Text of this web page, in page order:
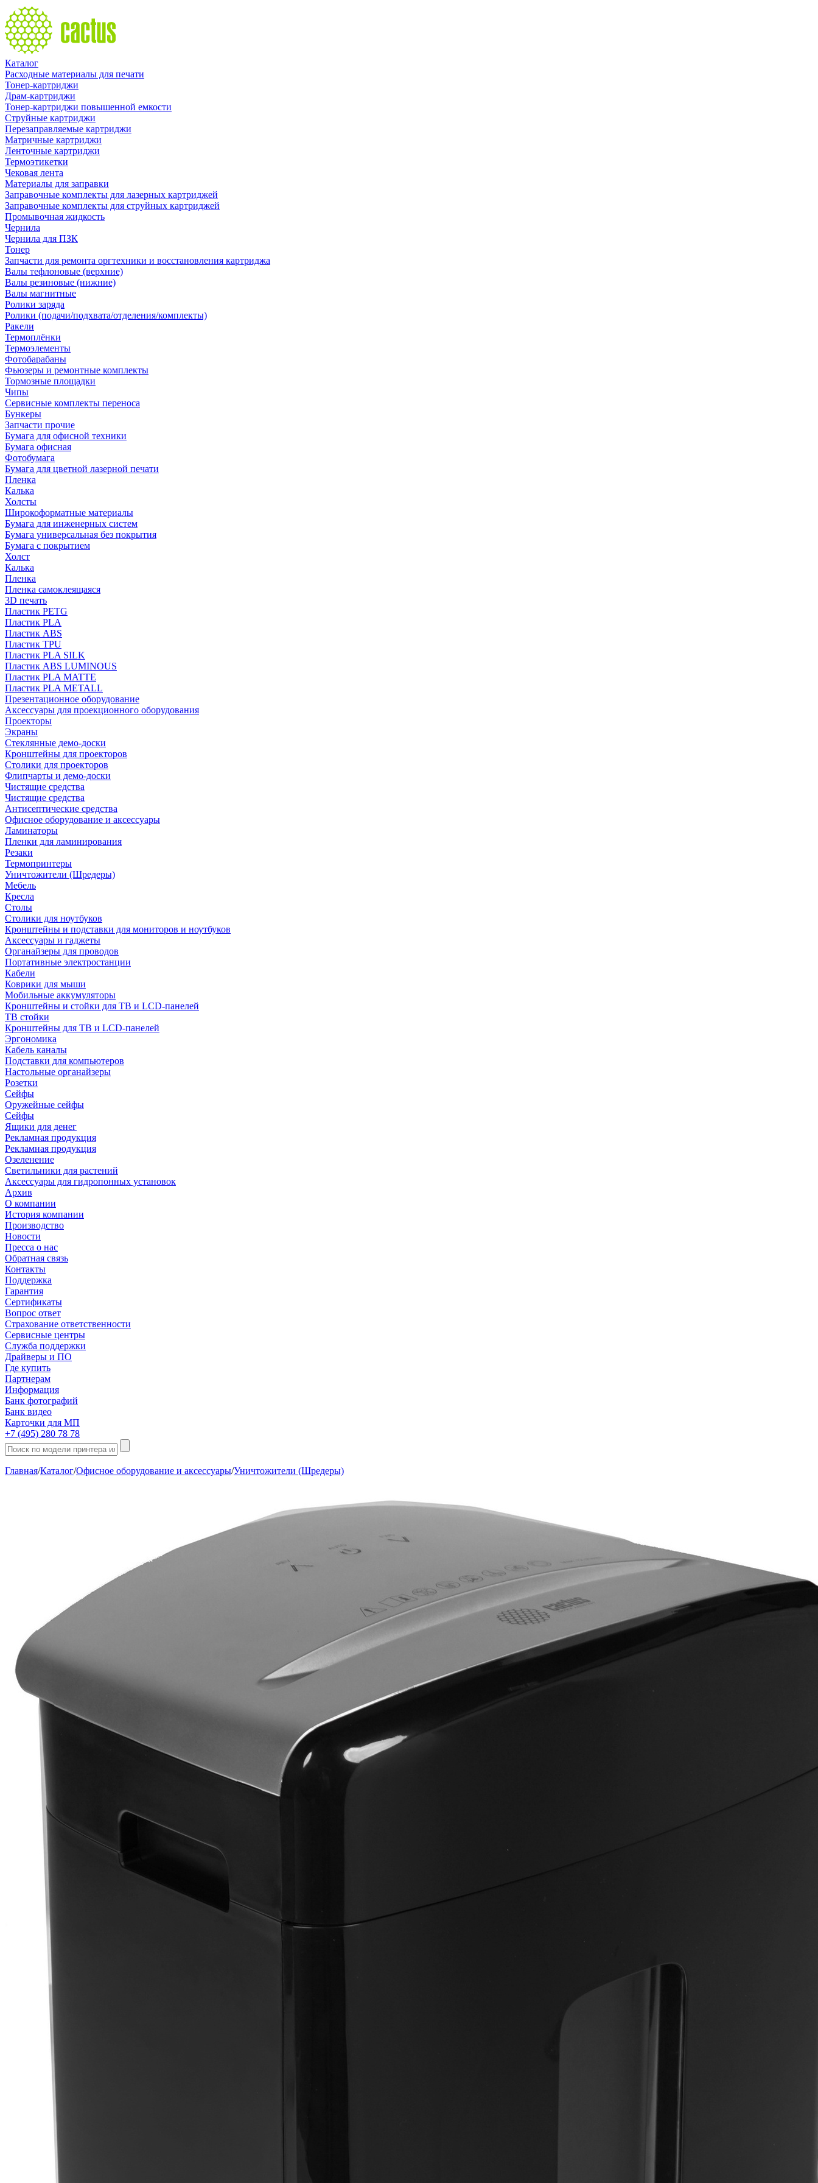
Каталог
Расходные материалы для печати
Тонер-картриджи
Драм-картриджи
Тонер-картриджи повышенной емкости
Струйные картриджи
Перезаправляемые картриджи
Матричные картриджи
Ленточные картриджи
Термоэтикетки
Чековая лента
Материалы для заправки
Заправочные комплекты для лазерных картриджей
Заправочные комплекты для струйных картриджей
Промывочная жидкость
Чернила
Чернила для ПЗК
Тонер
Запчасти для ремонта оргтехники и восстановления картриджа
Валы тефлоновые (верхние)
Валы резиновые (нижние)
Валы магнитные
Ролики заряда
Ролики (подачи/подхвата/отделения/комплекты)
Ракели
Термоплёнки
Термоэлементы
Фотобарабаны
Фьюзеры и ремонтные комплекты
Тормозные площадки
Чипы
Сервисные комплекты переноса
Бункеры
Запчасти прочие
Бумага для офисной техники
Бумага офисная
Фотобумага
Бумага для цветной лазерной печати
Пленка
Калька
Холсты
Широкоформатные материалы
Бумага для инженерных систем
Бумага универсальная без покрытия
Бумага с покрытием
Холст
Калька
Пленка
Пленка самоклеящаяся
3D печать
Пластик PETG
Пластик PLA
Пластик ABS
Пластик TPU
Пластик PLA SILK
Пластик ABS LUMINOUS
Пластик PLA MATTE
Пластик PLA METALL
Презентационное оборудование
Аксессуары для проекционного оборудования
Проекторы
Экраны
Стеклянные демо-доски
Кронштейны для проекторов
Столики для проекторов
Флипчарты и демо-доски
Чистящие средства
Чистящие средства
Антисептические средства
Офисное оборудование и аксессуары
Ламинаторы
Пленки для ламинирования
Резаки
Термопринтеры
Уничтожители (Шредеры)
Мебель
Кресла
Столы
Столики для ноутбуков
Кронштейны и подставки для мониторов и ноутбуков
Аксессуары и гаджеты
Органайзеры для проводов
Портативные электростанции
Кабели
Коврики для мыши
Мобильные аккумуляторы
Кронштейны и стойки для ТВ и LCD-панелей
ТВ стойки
Кронштейны для ТВ и LCD-панелей
Эргономика
Кабель каналы
Подставки для компьютеров
Настольные органайзеры
Розетки
Сейфы
Оружейные сейфы
Сейфы
Ящики для денег
Рекламная продукция
Рекламная продукция
Озеленение
Светильники для растений
Аксессуары для гидропонных установок
Архив
О компании
История компании
Производство
Новости
Пресса о нас
Обратная связь
Контакты
Поддержка
Гарантия
Сертификаты
Вопрос ответ
Страхование ответственности
Сервисные центры
Служба поддержки
Драйверы и ПО
Где купить
Партнерам
Информация
Банк фотографий
Банк видео
Карточки для МП
+7 (495) 280 78 78
Главная/Каталог/Офисное оборудование и аксессуары/Уничтожители (Шредеры)